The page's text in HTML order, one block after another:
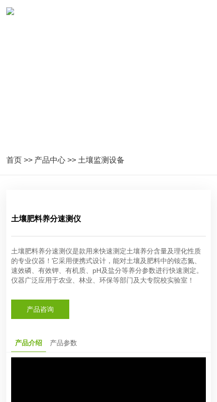
首页 >> 产品中心 >> 土壤监测设备
土壤肥料养分速测仪
土壤肥料养分速测仪是款用来快速测定土壤养分含量及理化性质
的专业仪器！它采用便携式设计，能对土壤及肥料中的铵态氮、
速效磷、有效钾、有机质、pH及盐分等养分参数进行快速测定。
仪器广泛应用于农业、林业、环保等部门及大专院校实验室！
产品咨询
产品介绍 产品参数